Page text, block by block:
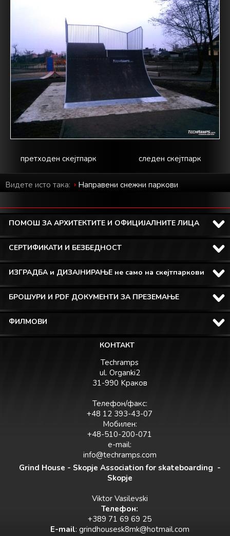
следен скејтпарк
претходен скејтпарк
Видете исто така: Направени снежни паркови
ПОМОШ ЗА АРХИТЕКТИТЕ И ОФИЦИЈАЛНИТЕ ЛИЦА
СЕРТИФИКАТИ И БЕЗБЕДНОСТ
ИЗГРАДБА и ДИЗАЈНИРАЊЕ не само на скејтпаркови
БРОШУРИ И PDF ДОКУМЕНТИ ЗА ПРЕЗЕМАЊЕ
ФИЛМОВИ
КОНТАКТ
Techramps
ul. Organki2
31-990 Kраков
Телефон/факс:
+48 12 393-43-07
Мобилен:
+48-510-200-071
e-mail:
info@techramps.com
Grind House - Skopje Association for skateboarding -
Skopje
Viktor Vasilevski
Teлефон:
+389 71 69 69 25
E-mail: grindhousesk8mk@hotmail.com